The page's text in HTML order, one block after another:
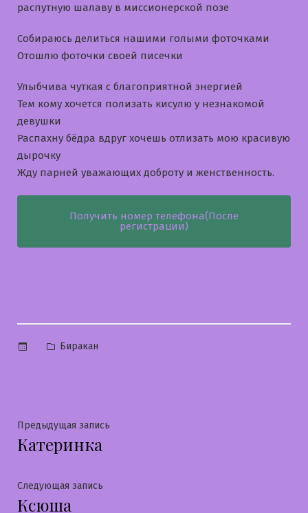
распутную шалаву в миссионерской позе
Собираюсь делиться нашими голыми фоточками
Отошлю фоточки своей писечки
Улыбчива чуткая с благоприятной энергией
Тем кому хочется полизать кисулю у незнакомой
девушки
Распахну бёдра вдруг хочешь отлизать мою красивую
дырочку
Жду парней уважающих доброту и женственность.
Получить номер телефона(После
регистрации)
Опубликовано
Биракан
Навигация
по
записям
Предыдущая запись
Катеринка
Следующая запись
Ксюша